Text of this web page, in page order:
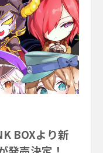
BOXより新